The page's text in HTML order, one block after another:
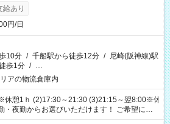
給あり
円/日
10分 / 千船駅から徒歩12分 / 尼崎(阪神線)駅
歩1分 / …
アの物流倉庫内
憩1ｈ (2)17:30～21:30 (3)21:15～翌8:00※休
・夜勤からお選びいただけます！ ご希望に合
の他選べる勤務時間】 8-17